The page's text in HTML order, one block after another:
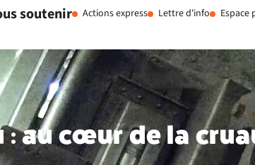
soutenir Actions express Lettre d'info Espace
au cœur de la